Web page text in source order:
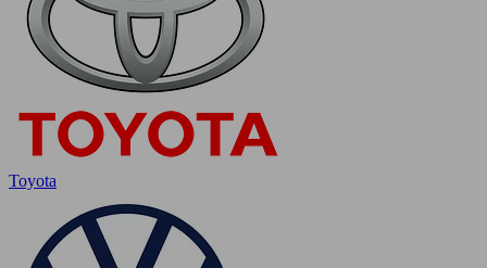
Toyota